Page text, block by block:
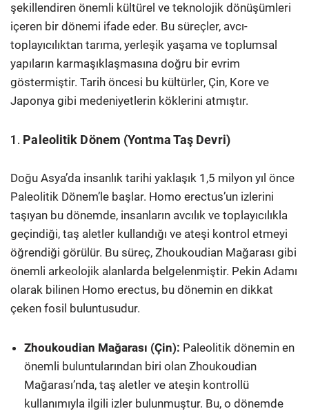
şekillendiren önemli kültürel ve teknolojik dönüşümleri
içeren bir dönemi ifade eder. Bu süreçler, avcı-
toplayıcılıktan tarıma, yerleşik yaşama ve toplumsal
yapıların karmaşıklaşmasına doğru bir evrim
göstermiştir. Tarih öncesi bu kültürler, Çin, Kore ve
Japonya gibi medeniyetlerin köklerini atmıştır.
1. Paleolitik Dönem (Yontma Taş Devri)
Doğu Asya’da insanlık tarihi yaklaşık 1,5 milyon yıl önce
Paleolitik Dönem’le başlar. Homo erectus’un izlerini
taşıyan bu dönemde, insanların avcılık ve toplayıcılıkla
geçindiği, taş aletler kullandığı ve ateşi kontrol etmeyi
öğrendiği görülür. Bu süreç, Zhoukoudian Mağarası gibi
önemli arkeolojik alanlarda belgelenmiştir. Pekin Adamı
olarak bilinen Homo erectus, bu dönemin en dikkat
çeken fosil buluntusudur.
Zhoukoudian Mağarası (Çin): Paleolitik dönemin en
önemli buluntularından biri olan Zhoukoudian
Mağarası’nda, taş aletler ve ateşin kontrollü
kullanımıyla ilgili izler bulunmuştur. Bu, o dönemde